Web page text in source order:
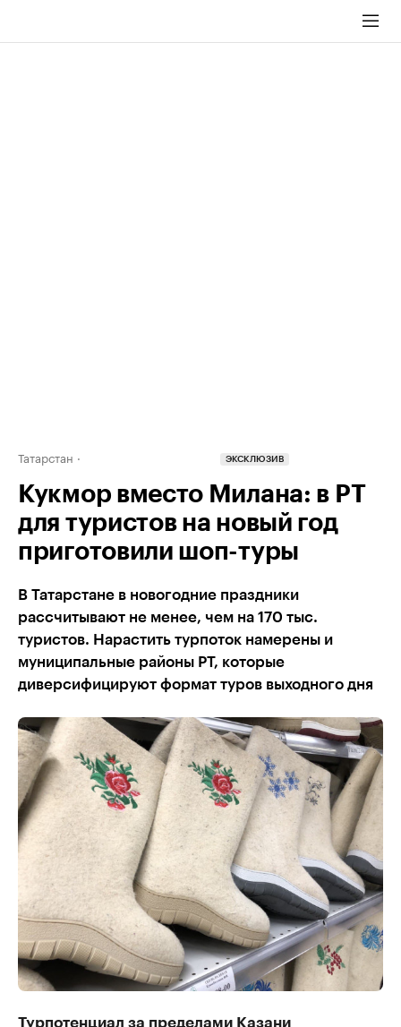
Татарстан ЭКСКЛЮЗИВ
Кукмор вместо Милана: в РТ
для туристов на новый год
приготовили шоп-туры
В Татарстане в новогодние праздники
рассчитывают не менее, чем на 170 тыс.
туристов. Нарастить турпоток намерены и
муниципальные районы РТ, которые
диверсифицируют формат туров выходного дня
Турпотенциал за пределами Казани